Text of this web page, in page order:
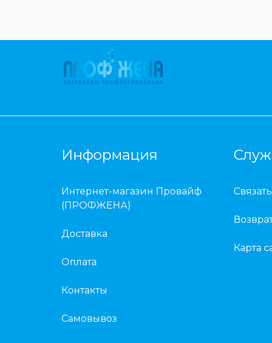
Информация
Интернет-магазин Провайф
(ПРОФЖЕНА)
Доставка
Оплата
Контакты
Самовывоз
Карта